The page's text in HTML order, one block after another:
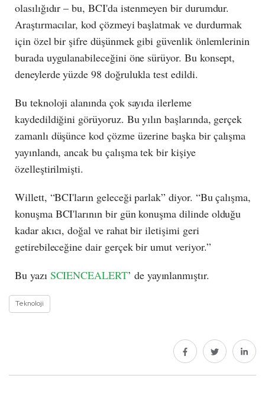
olasılığıdır – bu, BCI'da istenmeyen bir durumdur.
Araştırmacılar, kod çözmeyi başlatmak ve durdurmak
için özel bir şifre düşünmek gibi güvenlik önlemlerinin
burada uygulanabileceğini öne sürüyor. Bu konsept,
deneylerde yüzde 98 doğrulukla test edildi.
Bu teknoloji alanında çok sayıda ilerleme
kaydedildiğini görüyoruz. Bu yılın başlarında, gerçek
zamanlı düşünce kod çözme üzerine başka bir çalışma
yayınlandı, ancak bu çalışma tek bir kişiye
özelleştirilmişti.
Willett, “BCI'ların geleceği parlak” diyor. “Bu çalışma,
konuşma BCI'larının bir gün konuşma dilinde olduğu
kadar akıcı, doğal ve rahat bir iletişimi geri
getirebileceğine dair gerçek bir umut veriyor.”
Bu yazı SCIENCEALERT’ de yayınlanmıştır.
Teknoloji